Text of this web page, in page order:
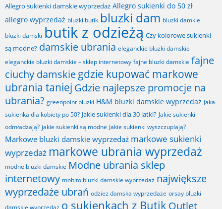
Allegro sukienki damskie wyprzedaż Allegro sukienki do 50 zł
allegro wyprzedaż bluzki butik bluzki dam bluzki damkie
bluzki damski butik z odzieżą Czy kolorowe sukienki
są modne? damskie ubrania eleganckie bluzki damskie
eleganckie bluzki damskie – sklep internetowy fajne bluzki damskie fajne
ciuchy damskiegdzie kupować markowe
ubrania taniej Gdzie najlepsze promocje na
ubrania? greenpoint bluzki H&M bluzki damskie wyprzedaż Jaka
sukienka dla kobiety po 50? Jakie sukienki dla 30 latki? Jakie sukienki
odmładzają? jakie sukienki są modne Jakie sukienki wyszczuplają?
Markowe bluzki damskie wyprzedaż markowe sukienki
wyprzedaż markowe ubrania wyprzedaż
modne bluzki damskie Modne ubrania sklep
internetowy mohito bluzki damskie wyprzedaż największe
wyprzedaże ubrań odzież damska wyprzedaże orsay bluzki
damskie wyprzedaż o sukienkach z Butik Outlet